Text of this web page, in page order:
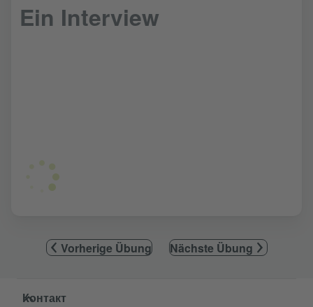
Ein Interview
Vorherige Übung Nächste Übung
Service- und Informationsbereich
Контакт